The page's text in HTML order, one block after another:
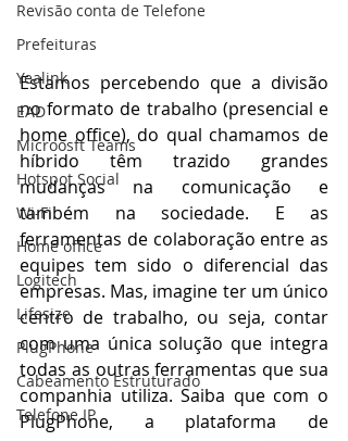
Revisão conta de Telefone
Prefeituras
Yealink
EAD
Microosft Teams
Hotspot Social
Wi-Fi
Home office
Logitech
Lifesize
PlugPhone
Cabeamento Estruturado
Telefone IP
Estamos percebendo que a divisão
no formato de trabalho (presencial e
home office), do qual chamamos de
híbrido têm trazido grandes
mudanças na comunicação e
também na sociedade. E as
ferramentas de colaboração entre as
equipes tem sido o diferencial das
empresas. Mas, imagine ter um único
centro de trabalho, ou seja, contar
com uma única solução que integra
todas as outras ferramentas que sua
companhia utiliza. Saiba que com o
PlugPhone, a plataforma de